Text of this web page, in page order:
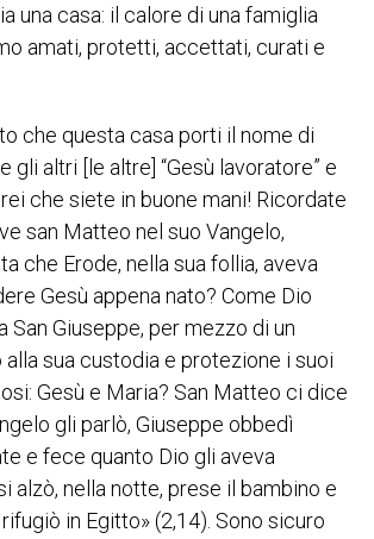
una casa: il calore di una famiglia
amati, protetti, accettati, curati e
che questa casa porti il nome di
gli altri [le altre] “Gesù lavoratore” e
che siete in buone mani! Ricordate
san Matteo nel suo Vangelo,
che Erode, nella sua follia, aveva
Gesù appena nato? Come Dio
San Giuseppe, per mezzo di un
alla sua custodia e protezione i suoi
Gesù e Maria? San Matteo ci dice
gli parlò, Giuseppe obbedì
e fece quanto Dio gli aveva
alzò, nella notte, prese il bambino e
in Egitto» (2,14). Sono sicuro